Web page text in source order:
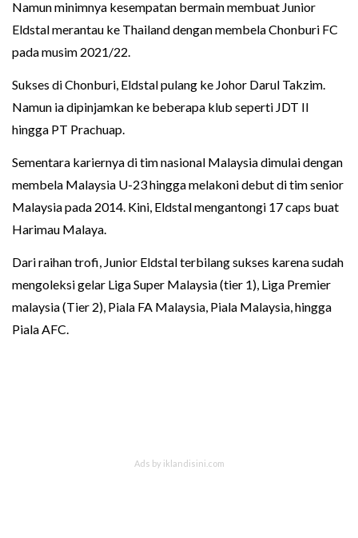
Namun minimnya kesempatan bermain membuat Junior
Eldstal merantau ke Thailand dengan membela Chonburi FC
pada musim 2021/22.
Sukses di Chonburi, Eldstal pulang ke Johor Darul Takzim.
Namun ia dipinjamkan ke beberapa klub seperti JDT II
hingga PT Prachuap.
Sementara kariernya di tim nasional Malaysia dimulai dengan
membela Malaysia U-23 hingga melakoni debut di tim senior
Malaysia pada 2014. Kini, Eldstal mengantongi 17 caps buat
Harimau Malaya.
Dari raihan trofi, Junior Eldstal terbilang sukses karena sudah
mengoleksi gelar Liga Super Malaysia (tier 1), Liga Premier
malaysia (Tier 2), Piala FA Malaysia, Piala Malaysia, hingga
Piala AFC.